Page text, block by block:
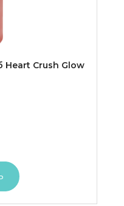
Heart Crush Glow